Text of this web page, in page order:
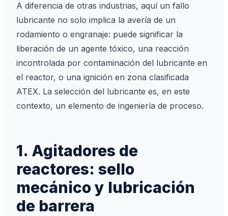
A diferencia de otras industrias, aquí un fallo
lubricante no solo implica la avería de un
rodamiento o engranaje: puede significar la
liberación de un agente tóxico, una reacción
incontrolada por contaminación del lubricante en
el reactor, o una ignición en zona clasificada
ATEX. La selección del lubricante es, en este
contexto, un elemento de ingeniería de proceso.
1. Agitadores de
reactores: sello
mecánico y lubricación
de barrera